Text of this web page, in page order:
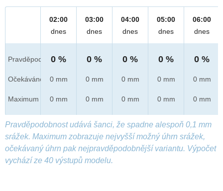
Pravděpod.
Očekáváno
Maximum
02:00
dnes
0 %
0 mm
0 mm
03:00
dnes
0 %
0 mm
0 mm
04:00
dnes
0 %
0 mm
0 mm
05:00
dnes
0 %
0 mm
0 mm
06:00
dnes
0 %
0 mm
0 mm
Pravděpodobnost udává šanci, že spadne alespoň 0,1 mm
srážek. Maximum zobrazuje nejvyšší možný úhrn srážek,
očekávaný úhrn pak nejpravděpodobnější variantu. Výpočet
vychází ze 40 výstupů modelu.